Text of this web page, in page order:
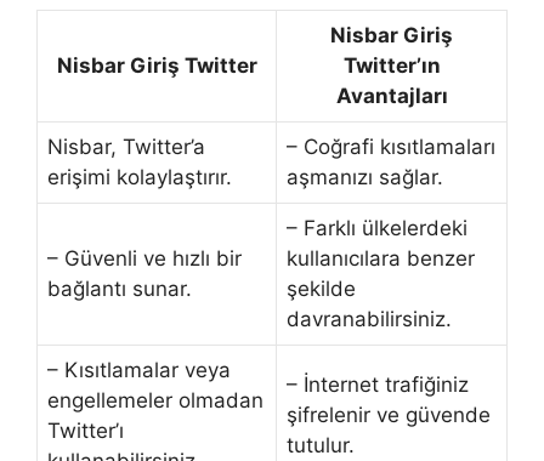
Nisbar Giriş Twitter
Nisbar Giriş
Twitter’ın
Avantajları
Nisbar, Twitter’a
erişimi kolaylaştırır.
– Coğrafi kısıtlamaları
aşmanızı sağlar.
– Güvenli ve hızlı bir
bağlantı sunar.
– Farklı ülkelerdeki
kullanıcılara benzer
şekilde
davranabilirsiniz.
– Kısıtlamalar veya
engellemeler olmadan
Twitter’ı
– İnternet trafiğiniz
şifrelenir ve güvende
tutulur.